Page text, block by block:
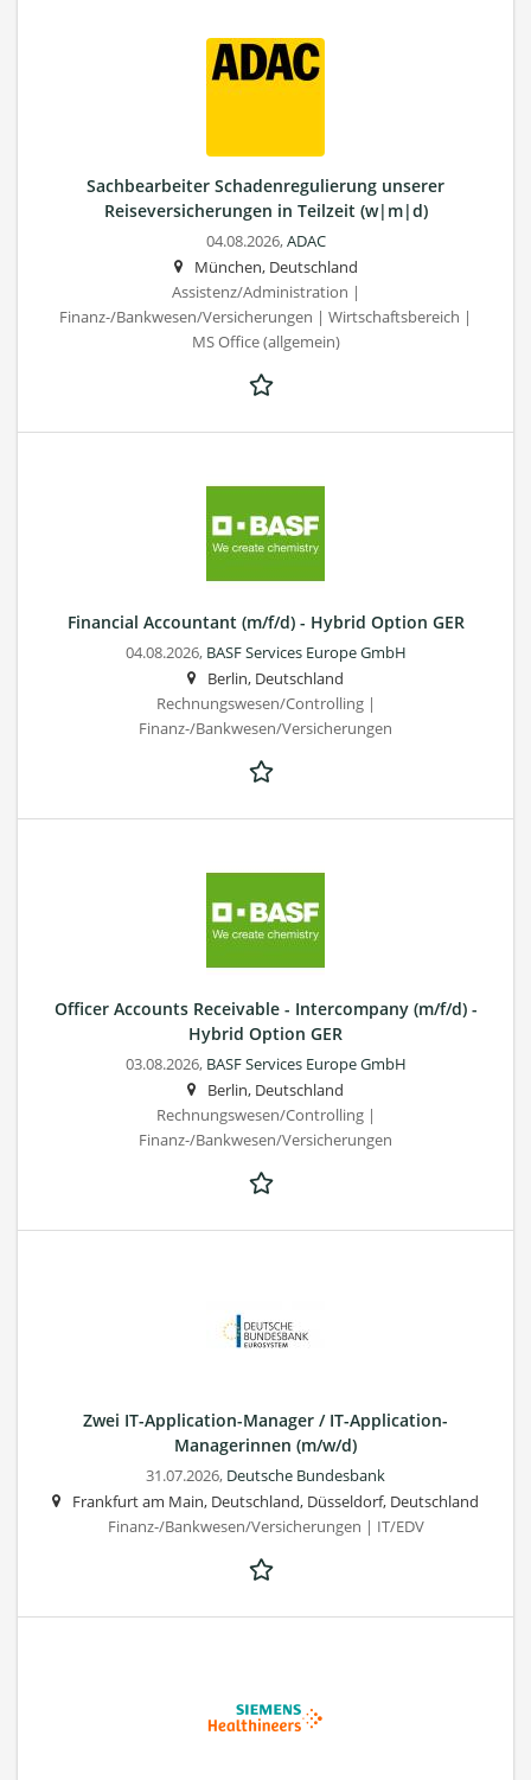
Sachbearbeiter Schadenregulierung unserer
Reiseversicherungen in Teilzeit (w|m|d)
04.08.2026,ADAC
München, Deutschland
Assistenz/Administration |
Finanz-/Bankwesen/Versicherungen | Wirtschaftsbereich |
MS Office (allgemein)
Financial Accountant (m/f/d) - Hybrid Option GER
04.08.2026, BASF Services Europe GmbH
Berlin, Deutschland
Rechnungswesen/Controlling |
Finanz-/Bankwesen/Versicherungen
Officer Accounts Receivable - Intercompany (m/f/d) -
Hybrid Option GER
03.08.2026, BASF Services Europe GmbH
Berlin, Deutschland
Rechnungswesen/Controlling |
Finanz-/Bankwesen/Versicherungen
Zwei IT-Application-Manager / IT-Application-
Managerinnen (m/w/d)
31.07.2026, Deutsche Bundesbank
Frankfurt am Main, Deutschland, Düsseldorf, Deutschland
Finanz-/Bankwesen/Versicherungen | IT/EDV